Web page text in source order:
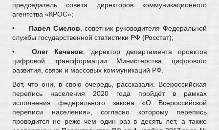
председатель совета директоров коммуникационного
агентства «КРОС»;
•
Павел Смелов , советник руководителя Федеральной
службы государственной статистики РФ (Росстат);
•
Олег Качанов , директор департамента проектов
цифровой трансформации Министерства цифрового
развития, связи и массовых коммуникаций РФ.
Вот, что они, в свою очередь, рассказали. Всероссийская
перепись населения 2020 года пройдёт в рамках
исполнения федерального закона «О Всероссийской
переписи населения», согласно которому перепись
проводится не реже чем один раз в десять лет, а также